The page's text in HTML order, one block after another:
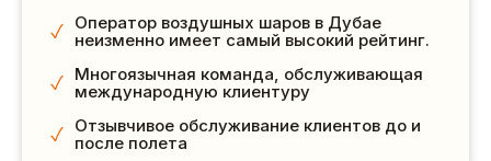
Оператор воздушных шаров в Дубае
неизменно имеет самый высокий рейтинг.
Многоязычная команда, обслуживающая
международную клиентуру
Отзывчивое обслуживание клиентов до и
после полета